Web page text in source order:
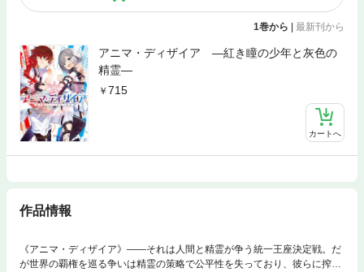
1巻から | 最新刊から
アニマ・ディザイア ―紅き瞳の少年と灰色の
精霊―
715
カートへ
作品情報
《アニマ・ディザイア》――それは人間と精霊が争う統一王座決定戦。だ
が世界の覇権を巡る争いは精霊の策略で公平性を失っており、彼らに搾取